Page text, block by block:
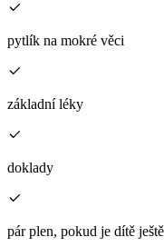
pytlík na mokré věci
základní léky
doklady
pár plen, pokud je dítě